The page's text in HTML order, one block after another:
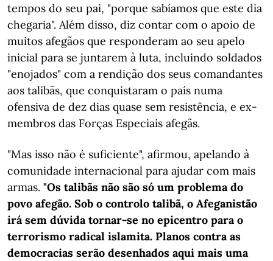
tempos do seu pai, "porque sabíamos que este dia
chegaria". Além disso, diz contar com o apoio de
muitos afegãos que responderam ao seu apelo
inicial para se juntarem à luta, incluindo soldados
"enojados" com a rendição dos seus comandantes
aos talibãs, que conquistaram o país numa
ofensiva de dez dias quase sem resistência, e ex-
membros das Forças Especiais afegãs.
"Mas isso não é suficiente", afirmou, apelando à
comunidade internacional para ajudar com mais
armas. "Os talibãs não são só um problema do
povo afegão. Sob o controlo talibã, o Afeganistão
irá sem dúvida tornar-se no epicentro para o
terrorismo radical islamita. Planos contra as
democracias serão desenhados aqui mais uma